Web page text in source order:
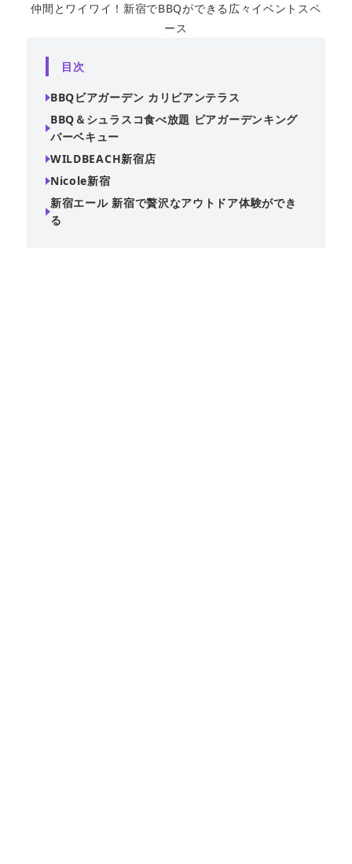
仲間とワイワイ！新宿でBBQができる広々イベントスペ
ース
目次
BBQビアガーデン カリビアンテラス
BBQ＆シュラスコ食べ放題 ビアガーデンキング
バーベキュー
WILDBEACH新宿店
Nicole新宿
新宿エール 新宿で贅沢なアウトドア体験ができ
る